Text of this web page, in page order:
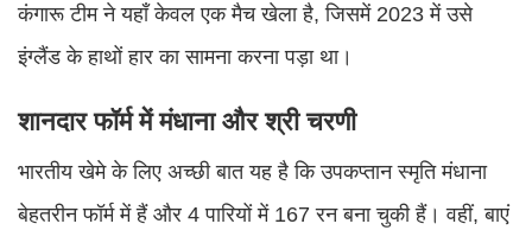
कंगारू टीम ने यहाँ केवल एक मैच खेला है, जिसमें 2023 में उसे
इंग्लैंड के हाथों हार का सामना करना पड़ा था।
शानदार फॉर्म में मंधाना और श्री चरणी
भारतीय खेमे के लिए अच्छी बात यह है कि उपकप्तान स्मृति मंधाना
बेहतरीन फॉर्म में हैं और 4 पारियों में 167 रन बना चुकी हैं। वहीं, बाएं